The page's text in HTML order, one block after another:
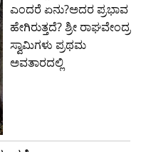
ಎಂದರೆ ಏನು?ಅದರ ಪ್ರಭಾವ
ಹೇಗಿರುತ್ತದೆ? ಶ್ರೀ ರಾಘವೇಂದ್ರ
ಸ್ವಾಮಿಗಳು ಪ್ರಥಮ
ಅವತಾರದಲ್ಲಿ